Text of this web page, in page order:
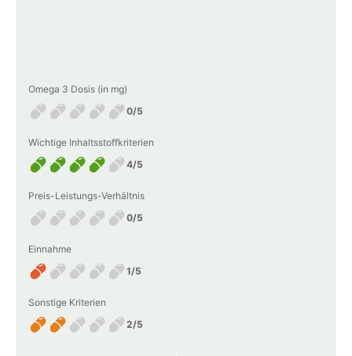
Omega 3 Dosis (in mg)
0/5
Wichtige Inhaltsstoffkriterien
4/5
Preis-Leistungs-Verhältnis
0/5
Einnahme
1/5
Sonstige Kriterien
2/5